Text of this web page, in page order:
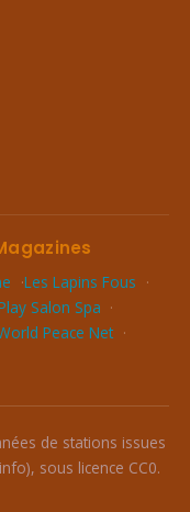
Les Lapins Fous
Salon Spa
Peace Net
de stations issues
sous licence CC0.